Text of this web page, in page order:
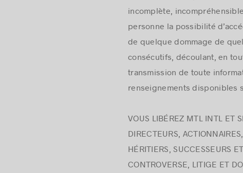
incomplète,
personne la possibilité
de quelque dommage de
consécutifs, découlant, en
transmission de toute
renseignements disponibles
VOUS LIBÉREZ MTL INTL ET
DIRECTEURS,
HÉRITIERS, SUCCESSEURS
CONTROVERSE, LITIGE ET